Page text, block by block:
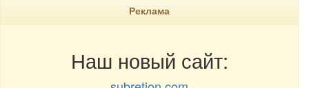
Реклама
Наш новый сайт: